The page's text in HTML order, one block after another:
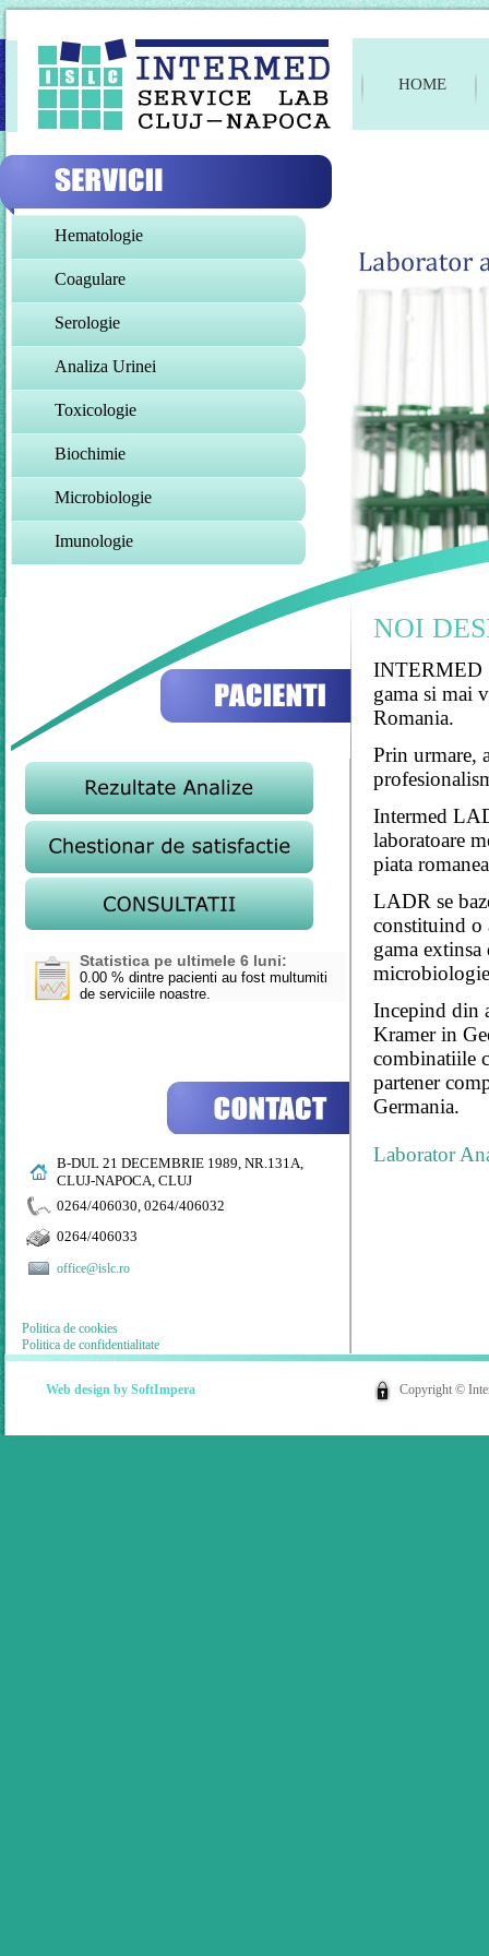
HOME
Hematologie
Coagulare
Serologie
Analiza Urinei
Toxicologie
Biochimie
Microbiologie
Imunologie
Statistica pe ultimele 6 luni:
0.00 % dintre pacienti au fost multumiti
de serviciile noastre.
B-DUL 21 DECEMBRIE 1989, NR.131A,
CLUJ-NAPOCA, CLUJ
0264/406030, 0264/406032
0264/406033
office@islc.ro
Politica de cookies
Politica de confidentialitate
NOI
INTERMED
gama si mai
Romania.
Prin urmare,
Intermed
laboratoare
piata
LADR se
constituind o
gama
Incepind din
Kramer in
combinatiile
partener
Germania.
Laborator
Web design by SoftImpera Copyright ©